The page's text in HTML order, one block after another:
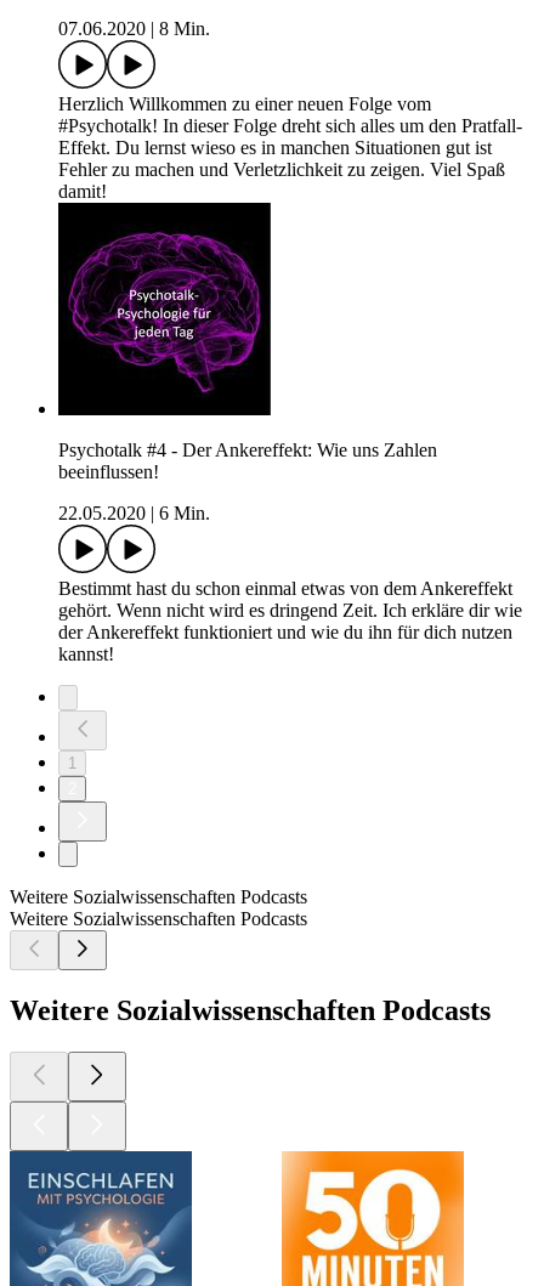
07.06.2020
8 Min.
Herzlich Willkommen zu einer neuen Folge vom
#Psychotalk! In dieser Folge dreht sich alles um den Pratfall-
Effekt. Du lernst wieso es in manchen Situationen gut ist
Fehler zu machen und Verletzlichkeit zu zeigen. Viel Spaß
damit!
Psychotalk #4 - Der Ankereffekt: Wie uns Zahlen
beeinflussen!
22.05.2020
6 Min.
Bestimmt hast du schon einmal etwas von dem Ankereffekt
gehört. Wenn nicht wird es dringend Zeit. Ich erkläre dir wie
der Ankereffekt funktioniert und wie du ihn für dich nutzen
kannst!
1
Weitere Sozialwissenschaften Podcasts
Weitere Sozialwissenschaften Podcasts
Weitere Sozialwissenschaften Podcasts